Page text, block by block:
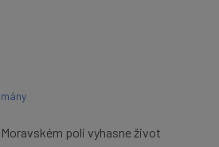
poli vyhasne život